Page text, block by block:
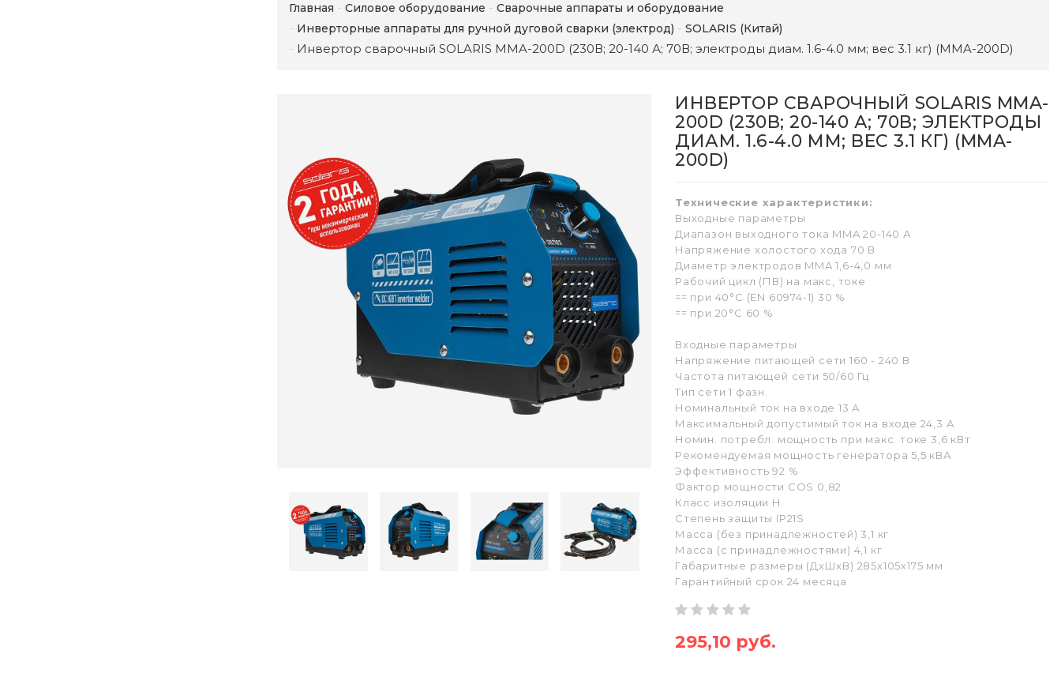
Главная Силовое оборудование
Сварочные аппараты и оборудование
Инверторные аппараты для ручной дуговой сварки (электрод)
SOLARIS (Китай)
Инвертор сварочный SOLARIS MMA-200D (230В; 20-140 А; 70В; электроды диам. 1.6-4.0 мм; вес 3.1 кг) (MMA-200D)
ИНВЕРТОР СВАРОЧНЫЙ SOLARIS MMA-
200D (230В; 20-140 А; 70В; ЭЛЕКТРОДЫ
ДИАМ. 1.6-4.0 ММ; ВЕС 3.1 КГ) (MMA-
200D)
Технические характеристики:
Выходные параметры
Диапазон выходного тока MMA 20-140 А
Напряжение холостого хода 70 В
Диаметр электродов MMA 1,6-4,0 мм
Рабочий цикл (ПВ) на макс, токе
== при 40°С (EN 60974-1) 30 %
== при 20°С 60 %
Входные параметры
Напряжение питающей сети 160 - 240 В
Частота питающей сети 50/60 Гц
Тип сети 1 фазн.
Номинальный ток на входе 13 А
Максимальный допустимый ток на входе 24,3 А
Номин. потребл. мощность при макс. токе 3,6 кВт
Рекомендуемая мощность генератора 5,5 кВА
Эффективность 92 %
Фактор мощности COS 0,82
Класс изоляции H
Степень защиты IP21S
Масса (без принадлежностей) 3,1 кг
Масса (с принадлежностями) 4,1 кг
Габаритные размеры (ДхШхВ) 285х105х175 мм
Гарантийный срок 24 месяца
295,10 руб.